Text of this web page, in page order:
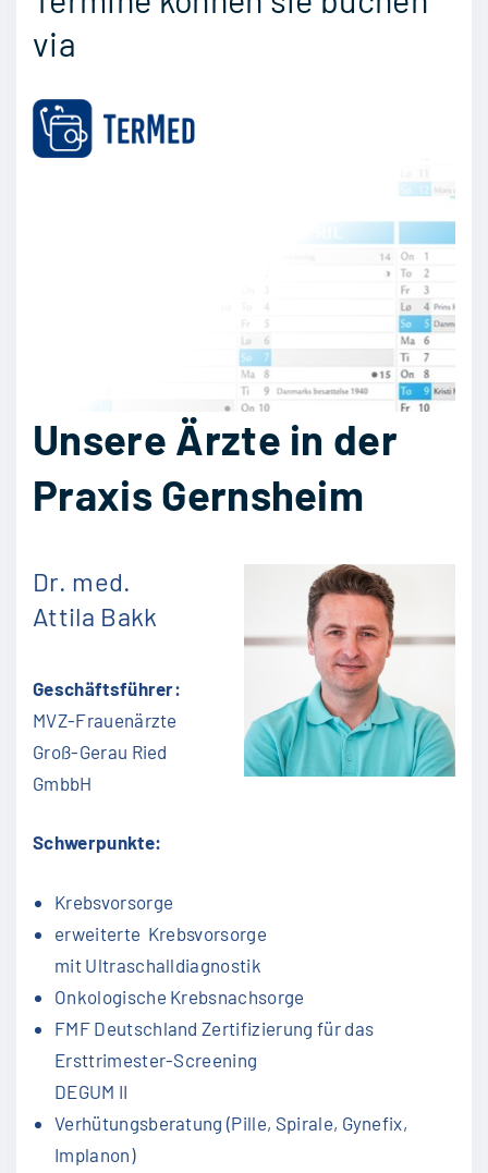
via
Unsere Ärzte in der
Praxis Gernsheim
Dr. med.
Attila Bakk
Geschäftsführer:
MVZ-Frauenärzte
Groß-Gerau Ried
GmbbH
Schwerpunkte:
Krebsvorsorge
erweiterte Krebsvorsorge
mit Ultraschalldiagnostik
Onkologische Krebsnachsorge
FMF Deutschland Zertifizierung für das
Ersttrimester-Screening
DEGUM II
Verhütungsberatung (Pille, Spirale, Gynefix,
Implanon)